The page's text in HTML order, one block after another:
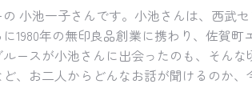
小池一子さんです。小池さんは、西武
1980年の無印良品創業に携わり、佐賀町
ースが小池さんに出会ったのも、そんな
お二人からどんなお話が聞けるのか、